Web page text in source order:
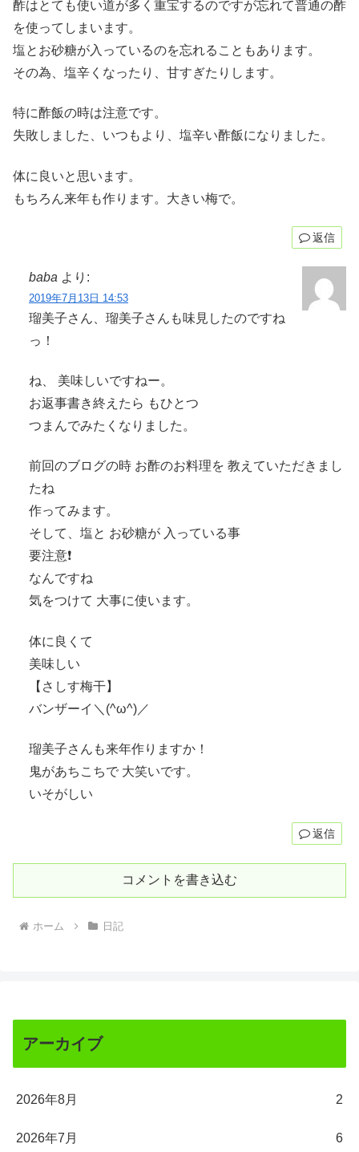
酢はとても使い道が多く重宝するのですが忘れて普通の酢
を使ってしまいます。
塩とお砂糖が入っているのを忘れることもあります。
その為、塩辛くなったり、甘すぎたりします。
特に酢飯の時は注意です。
失敗しました、いつもより、塩辛い酢飯になりました。
体に良いと思います。
もちろん来年も作ります。大きい梅で。
返信
baba より:
2019年7月13日 14:53
瑠美子さん、瑠美子さんも味見したのですね
っ！
ね、 美味しいですねー。
お返事書き終えたら もひとつ
つまんでみたくなりました。
前回のブログの時 お酢のお料理を 教えていただきまし
たね
作ってみます。
そして、塩と お砂糖が 入っている事
要注意❗️
なんですね
気をつけて 大事に使います。
体に良くて
美味しい
【さしす梅干】
バンザーイ＼(^ω^)／
瑠美子さんも来年作りますか！
鬼があちこちで 大笑いです。
いそがしい
返信
コメントを書き込む
ホーム 日記
アーカイブ
2026年8月 2
2026年7月 6